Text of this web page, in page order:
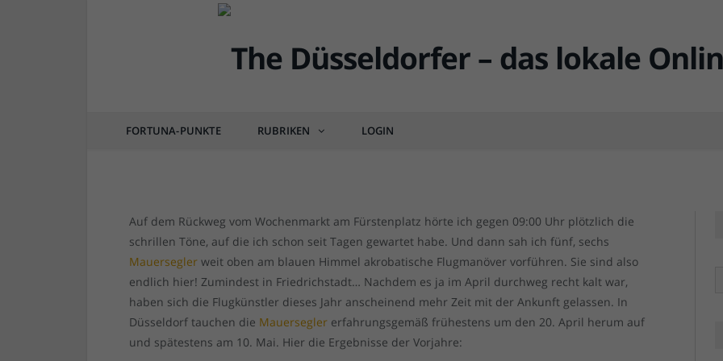
FORTUNA-PUNKTE RUBRIKEN LOGIN
DÜSSEL-LEBEN & GENIESSEN
Auf dem Rückweg vom Wochenmarkt am Fürstenplatz hörte ich gegen 09:00 Uhr plötzlich die
schrillen Töne, auf die ich schon seit Tagen gewartet habe. Und dann sah ich fünf, sechs
Mauersegler weit oben am blauen Himmel akrobatische Flugmanöver vorführen. Sie sind also
endlich hier! Zumindest in Friedrichstadt… Nachdem es ja im April durchweg recht kalt war,
haben sich die Flugkünstler dieses Jahr anscheinend mehr Zeit mit der Ankunft gelassen. In
Düsseldorf tauchen die Mauersegler erfahrungsgemäß frühestens um den 20. April herum auf
und spätestens am 10. Mai. Hier die Ergebnisse der Vorjahre: